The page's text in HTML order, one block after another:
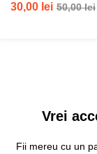
5.00din 5
30,00 lei 50,00lei
Vrei
Fii mereu cu un